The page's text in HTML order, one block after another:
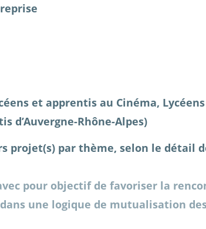
et apprentis au Cinéma,
d’Auvergne-Rhône-Alpes)
projet(s) par thème, selon le détail
pour objectif de favoriser la
une logique de mutualisation